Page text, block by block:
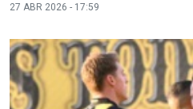
27 ABR 2026 - 17:59